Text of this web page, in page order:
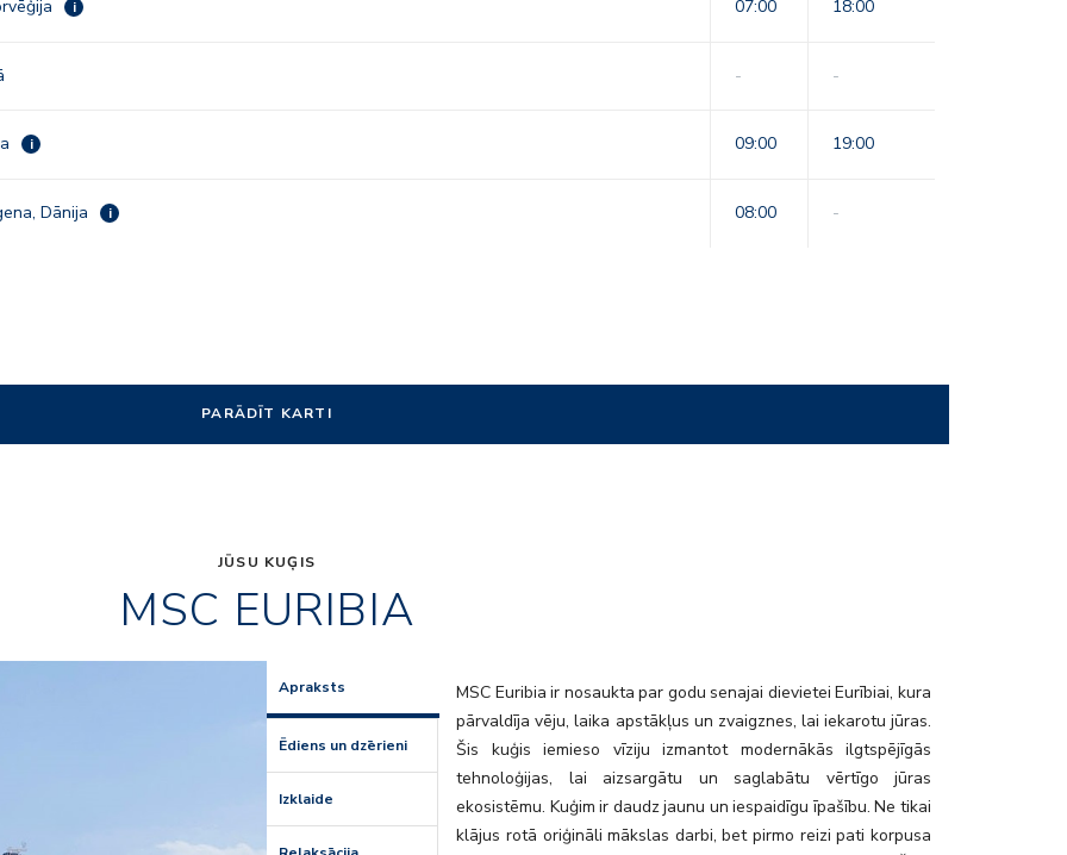
i 07:00 18:00
- -
i 09:00 19:00
Dānija i 08:00 -
PARĀDĪT KARTI
JŪSU KUĢIS
MSC EURIBIA
Apraksts
Ēdiens un dzērieni
Izklaide
MSC Euribia ir nosaukta par godu senajai dievietei Eurībiai, kura
pārvaldīja vēju, laika apstākļus un zvaigznes, lai iekarotu jūras.
Šis kuģis iemieso vīziju izmantot modernākās ilgtspējīgās
tehnoloģijas, lai aizsargātu un saglabātu vērtīgo jūras
ekosistēmu. Kuģim ir daudz jaunu un iespaidīgu īpašību. Ne tikai
klājus rotā oriģināli mākslas darbi, bet pirmo reizi pati korpusa